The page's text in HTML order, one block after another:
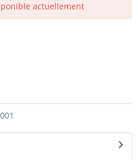
actuellement